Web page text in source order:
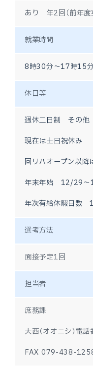
あり　年2回（前年度
就業時間
8時30分～17時15
休日等
週休二日制　その他
現在は土日祝休み
回リハオープン以降
年末年始　12/29～
年次有給休暇日数　
選考方法
面接予定1回
担当者
庶務課
大西（オオニシ）
FAX 079-438-